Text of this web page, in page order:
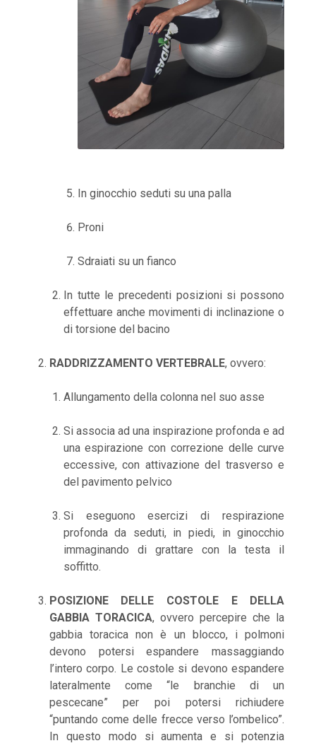
In ginocchio seduti su una palla
Proni
Sdraiati su un fianco
In tutte le precedenti posizioni si possono
effettuare anche movimenti di inclinazione o
di torsione del bacino
RADDRIZZAMENTO VERTEBRALE, ovvero:
Allungamento della colonna nel suo asse
Si associa ad una inspirazione profonda e ad
una espirazione con correzione delle curve
eccessive, con attivazione del trasverso e
del pavimento pelvico
Si eseguono esercizi di respirazione
profonda da seduti, in piedi, in ginocchio
immaginando di grattare con la testa il
soffitto.
POSIZIONE DELLE COSTOLE E DELLA
GABBIA TORACICA, ovvero percepire che la
gabbia toracica non è un blocco, i polmoni
devono potersi espandere massaggiando
l’intero corpo. Le costole si devono espandere
lateralmente come “le branchie di un
pescecane” per poi potersi richiudere
“puntando come delle frecce verso l’ombelico”.
In questo modo si aumenta e si potenzia